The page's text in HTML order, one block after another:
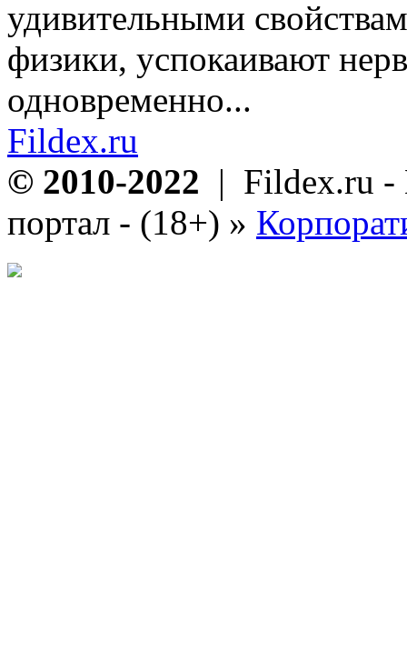
удивительными
физики, успокаивают
одновременно...
Fildex.ru
© 2010-2022 | Fildex.ru -
портал - (18+) »